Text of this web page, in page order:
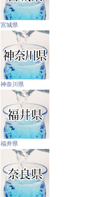
宮城県
神奈川県
福井県